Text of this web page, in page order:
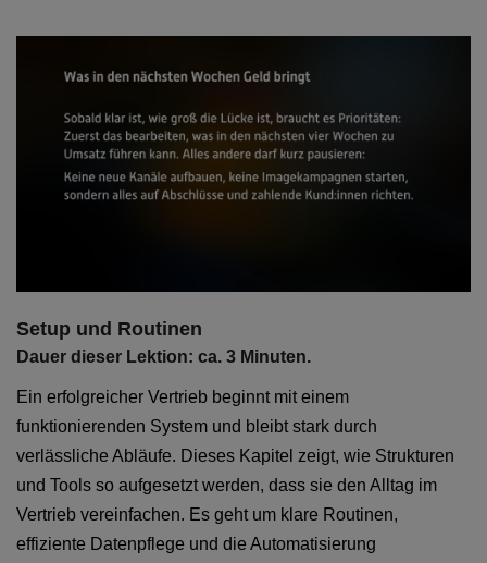
Setup und Routinen
Dauer dieser Lektion: ca. 3 Minuten.
Ein erfolgreicher Vertrieb beginnt mit einem
funktionierenden System und bleibt stark durch
verlässliche Abläufe. Dieses Kapitel zeigt, wie Strukturen
und Tools so aufgesetzt werden, dass sie den Alltag im
Vertrieb vereinfachen. Es geht um klare Routinen,
effiziente Datenpflege und die Automatisierung